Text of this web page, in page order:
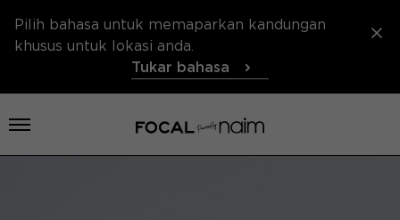
Pilih bahasa untuk memaparkan kandungan
khusus untuk lokasi anda.
Tukar bahasa
Buka menu